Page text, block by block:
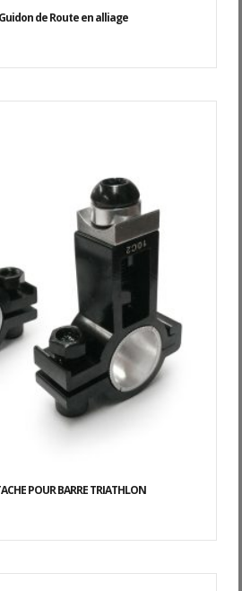
de Route en alliage
POUR BARRE TRIATHLON